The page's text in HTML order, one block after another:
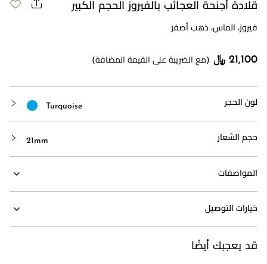
قلادة أجنحة العجائب بالفيروز الحجم الكبير
فيروز، الماس، ذهب أصفر
21,100 ﷼ (مع الضريبة على القيمة المضافة)
لون الحجر Turquoise
حجم الشعار 21mm
المواصفات
خيارات التوصيل
قد يعجبك أيضًا